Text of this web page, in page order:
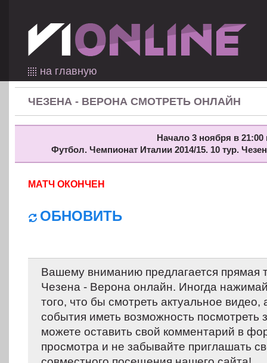
на главную
ЧЕЗЕНА - ВЕРОНА СМОТРЕТЬ ОНЛАЙН
Начало 3 ноября в 21:00
Футбол. Чемпионат Италии 2014/15. 10 тур.
МАТЧ ОКОНЧЕН
ОБНОВИТЬ
Вашему вниманию предлагается прямая
Чезена - Верона онлайн. Иногда
того, что бы смотреть актуальное
события иметь возможность
можете оставить свой комментарий в
просмотра и не забывайте приглашать